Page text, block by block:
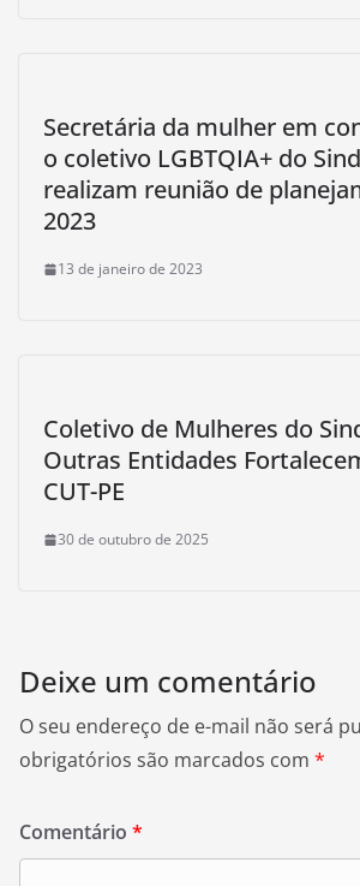
Secretária da mulher em
o coletivo LGBTQIA+ do
realizam reunião de
2023
13 de janeiro de 2023
Coletivo de Mulheres do
Outras Entidades
CUT-PE
30 de outubro de 2025
Deixe um comentário
O seu endereço de e-mail não será
obrigatórios são marcados com *
Comentário *